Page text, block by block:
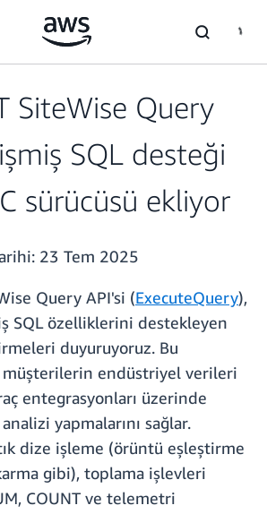
SiteWise Query
SQL desteği
sürücüsü ekliyor
23 Tem 2025
Query API'si (ExecuteQuery),
SQL özelliklerini destekleyen
duyuruyoruz. Bu
endüstriyel verileri
entegrasyonları üzerinde
yapmalarını sağlar.
dize işleme (örüntü eşleştirme
gibi), toplama işlevleri
COUNT ve telemetri